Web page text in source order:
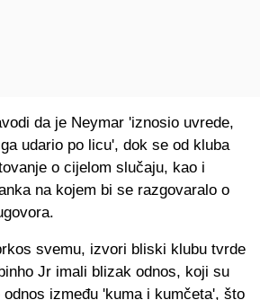
da je Neymar 'iznosio uvrede,
udario po licu', dok se od kluba
o cijelom slučaju, kao i
na kojem bi se razgovaralo o
svemu, izvori bliski klubu tvrde
Jr imali blizak odnos, koji su
između 'kuma i kumčeta', što